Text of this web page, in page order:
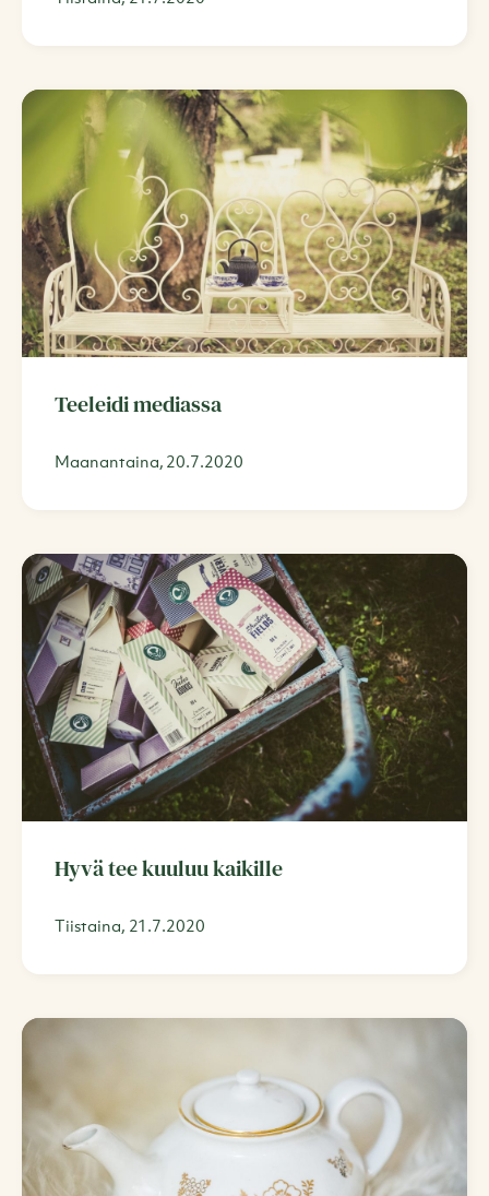
Teeleidi mediassa
Maanantaina, 20.7.2020
Hyvä tee kuuluu kaikille
Tiistaina, 21.7.2020